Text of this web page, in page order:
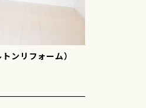
ンリフォーム）